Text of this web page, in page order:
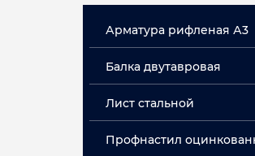
Арматура рифленая А3
Арматура мерная А3
Балка двутавровая
Лист стальной
Профнастил